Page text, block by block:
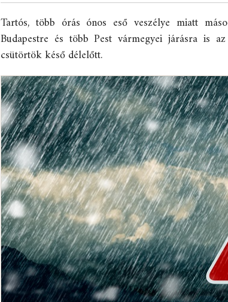
Tartós, több órás ónos eső veszélye miatt
Budapestre és több Pest vármegyei járásra is
csütörtök késő délelőtt.